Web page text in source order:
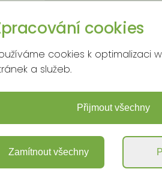
Používání
cookies
cookies k optimalizaci
a služeb.
Přijmout všechny
Zamítnout všechny